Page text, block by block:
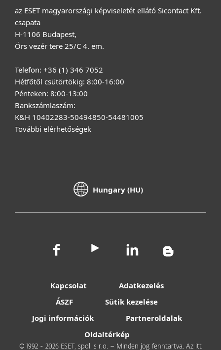
az ESET magyarországi képviseletét ellátó Sicontact Kft.
csapata
H-1106 Budapest,
Örs vezér tere 25/C 4. em.
Telefon: +36 (1) 346 7052
Hétfőtől csütörtökig: 8:00-16:00
Pénteken: 8:00-13:00
Bankszámlaszám:
K&H 10402283-50494850-54481005
További elérhetőségek
Hungary (HU)
Kapcsolat
Adatkezelés
ÁSZF
Sütik kezelése
Jogi információk
Partneroldalak
Oldaltérkép
© 1992 - 2026 ESET, spol. s r.o. – Minden jog fenntartva. Az itt